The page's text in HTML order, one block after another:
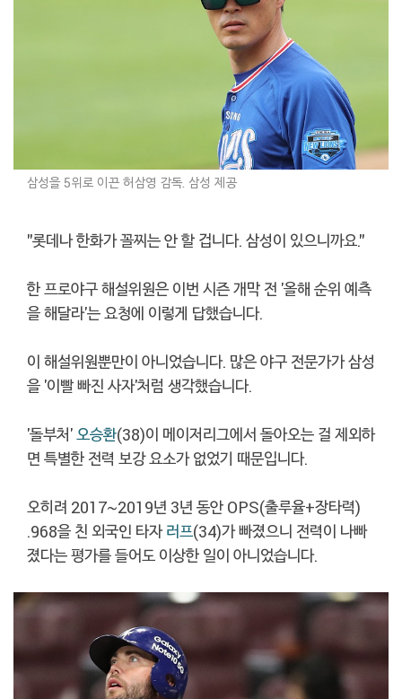
삼성을 5위로 이끈 허삼영 감독. 삼성 제공
"롯데나 한화가 꼴찌는 안 할 겁니다. 삼성이 있으니까요."
한 프로야구 해설위원은 이번 시즌 개막 전 '올해 순위 예측
을 해달라'는 요청에 이렇게 답했습니다.
이 해설위원뿐만이 아니었습니다. 많은 야구 전문가가 삼성
을 '이빨 빠진 사자'처럼 생각했습니다.
'돌부처'오승환(38)이 메이저리그에서 돌아오는 걸 제외하
면 특별한 전력 보강 요소가 없었기 때문입니다.
오히려 2017~2019년 3년 동안 OPS(출루율+장타력)
.968을 친 외국인 타자러프(34)가 빠졌으니 전력이 나빠
졌다는 평가를 들어도 이상한 일이 아니었습니다.